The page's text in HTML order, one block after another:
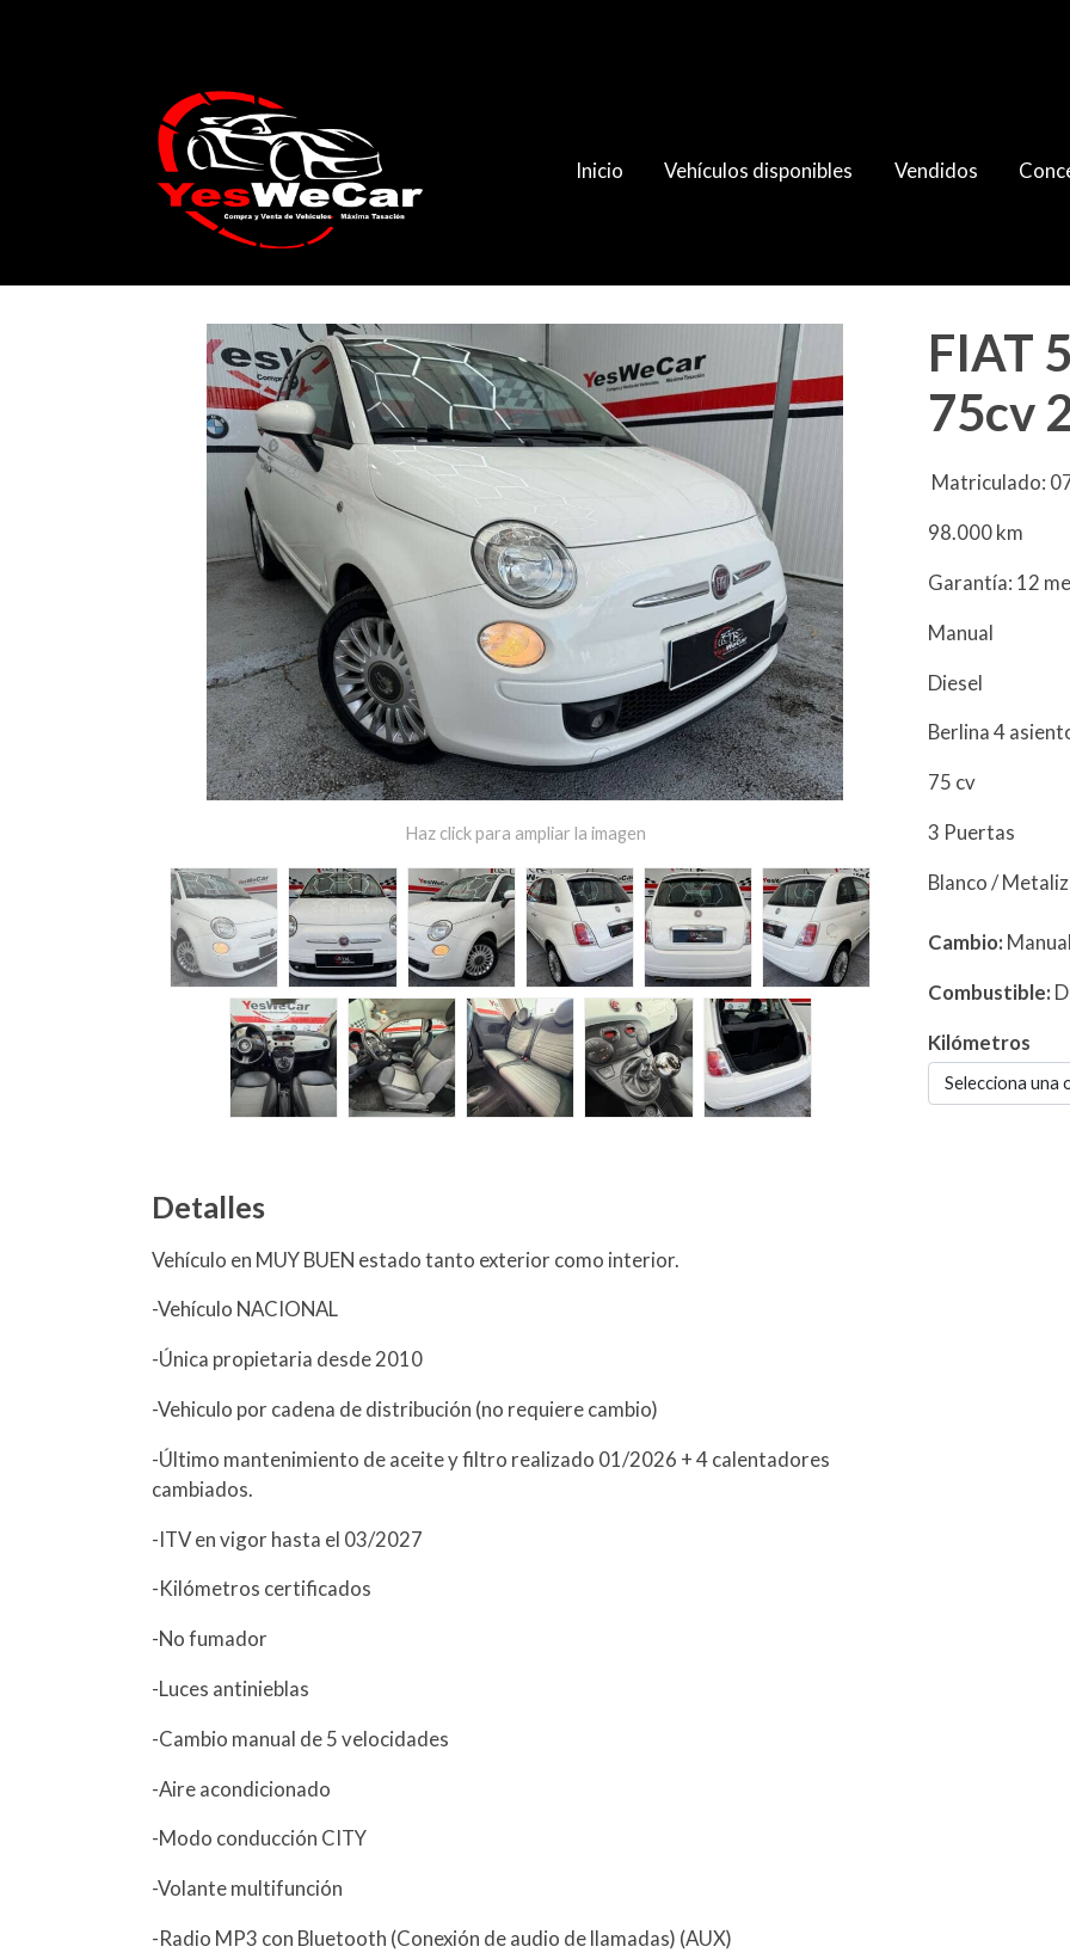
Inicio Vehículos disponibles Vendidos
Catálogo FIAT 500 1.3 MultiJet 75cv 2009 (B)
Haz click para ampliar la imagen
Detalles
Vehículo en MUY BUEN estado tanto exterior como interior.
-Vehículo NACIONAL
-Única propietaria desde 2010
-Vehiculo por cadena de distribución (no requiere cambio)
-Último mantenimiento de aceite y filtro realizado 01/2026 + 4 calentadores
cambiados.
-ITV en vigor hasta el 03/2027
-Kilómetros certificados
-No fumador
-Luces antinieblas
-Cambio manual de 5 velocidades
-Aire acondicionado
-Modo conducción CITY
-Volante multifunción
-Radio MP3 con Bluetooth (Conexión de audio de llamadas) (AUX)
FIAT
75cv
Matriculado:
98.000 km
Garantía: 12
Manual
Diesel
Berlina 4
75 cv
3 Puertas
Blanco /
Cambio: Manual
Combustible:
Kilómetros
Selecciona una